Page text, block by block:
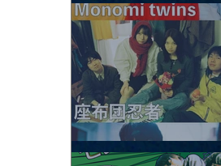
2026.08.12 |【観覧】田澤孝介 ソロワ
2026.08.13 |【観覧】JUST RIGHT!!